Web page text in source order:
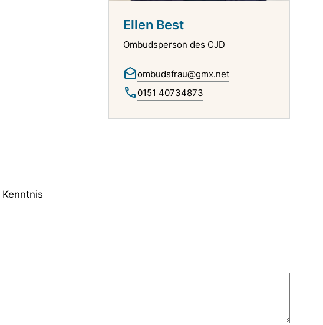
Ellen Best
Ombudsperson des CJD
ombudsfrau@gmx.net
0151 40734873
Kenntnis